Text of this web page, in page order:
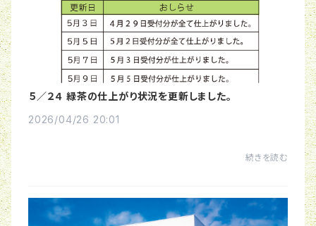
５／２４ 緑茶の仕上がり状況を更新しました。
2026/04/26 20:01
続きを読む